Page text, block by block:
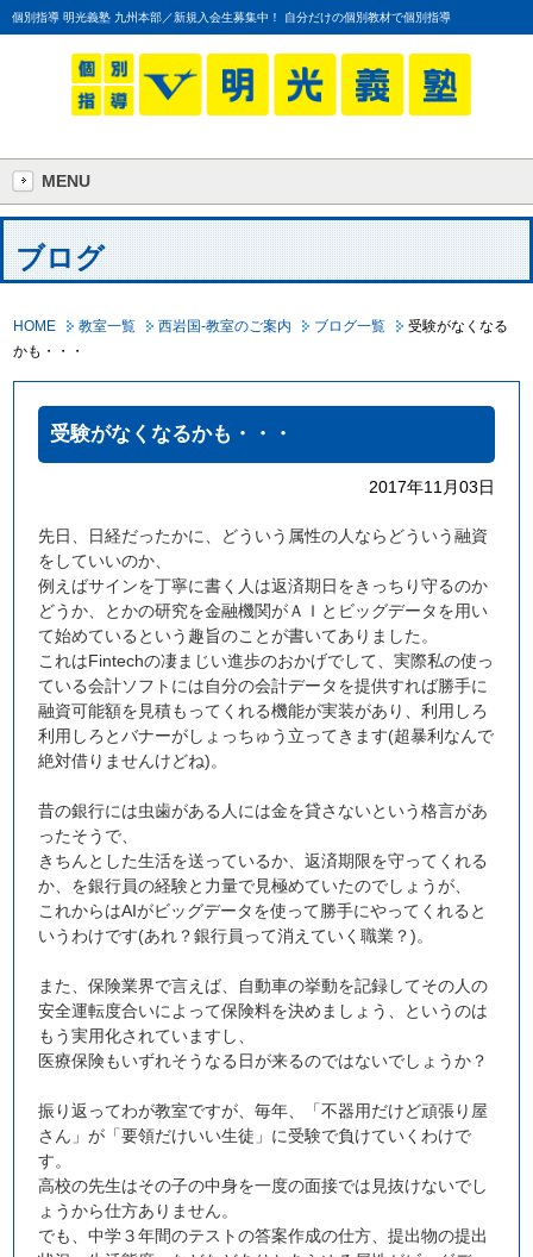
個別指導 明光義塾 九州本部／新規入会生募集中！ 自分だけの個別教材で個別指導
MENU
ブログ
HOME 教室一覧 西岩国-教室のご案内 ブログ一覧
受験がなくなる
かも・・・
受験がなくなるかも・・・
2017年11月03日
先日、日経だったかに、どういう属性の人ならどういう融資
をしていいのか、
例えばサインを丁寧に書く人は返済期日をきっちり守るのか
どうか、とかの研究を金融機関がＡＩとビッグデータを用い
て始めているという趣旨のことが書いてありました。
これはFintechの凄まじい進歩のおかげでして、実際私の使っ
ている会計ソフトには自分の会計データを提供すれば勝手に
融資可能額を見積もってくれる機能が実装があり、利用しろ
利用しろとバナーがしょっちゅう立ってきます(超暴利なんで
絶対借りませんけどね)。
昔の銀行には虫歯がある人には金を貸さないという格言があ
ったそうで、
きちんとした生活を送っているか、返済期限を守ってくれる
か、を銀行員の経験と力量で見極めていたのでしょうが、
これからはAIがビッグデータを使って勝手にやってくれると
いうわけです(あれ？銀行員って消えていく職業？)。
また、保険業界で言えば、自動車の挙動を記録してその人の
安全運転度合いによって保険料を決めましょう、というのは
もう実用化されていますし、
医療保険もいずれそうなる日が来るのではないでしょうか？
振り返ってわが教室ですが、毎年、「不器用だけど頑張り屋
さん」が「要領だけいい生徒」に受験で負けていくわけで
す。
高校の先生はその子の中身を一度の面接では見抜けないでし
ょうから仕方ありません。
でも、中学３年間のテストの答案作成の仕方、提出物の提出